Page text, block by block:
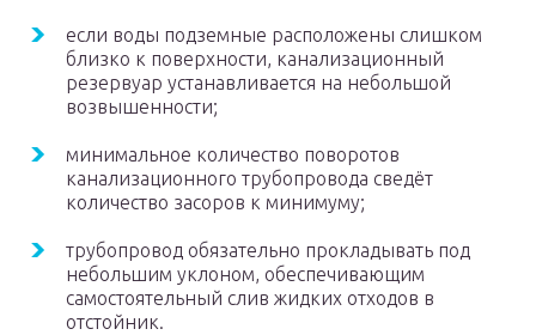
если воды подземные расположены слишком
близко к поверхности, канализационный
резервуар устанавливается на небольшой
возвышенности;
минимальное количество поворотов
канализационного трубопровода сведёт
количество засоров к минимуму;
трубопровод обязательно прокладывать под
небольшим уклоном, обеспечивающим
самостоятельный слив жидких отходов в
отстойник.